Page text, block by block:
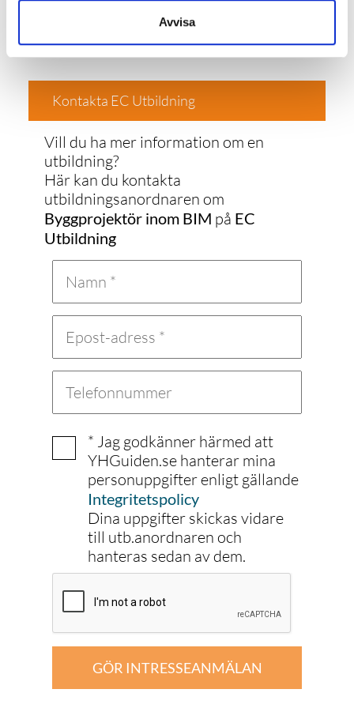
Avvisa
Kontakta EC Utbildning
Vill du ha mer information om en
utbildning?
Här kan du kontakta
utbildningsanordnaren om
Byggprojektör inom BIM på EC
Utbildning
* Jag godkänner härmed att
YHGuiden.se hanterar mina
personuppgifter enligt gällande
Integritetspolicy
Dina uppgifter skickas vidare
till utb.anordnaren och
hanteras sedan av dem.
GÖR INTRESSEANMÄLAN